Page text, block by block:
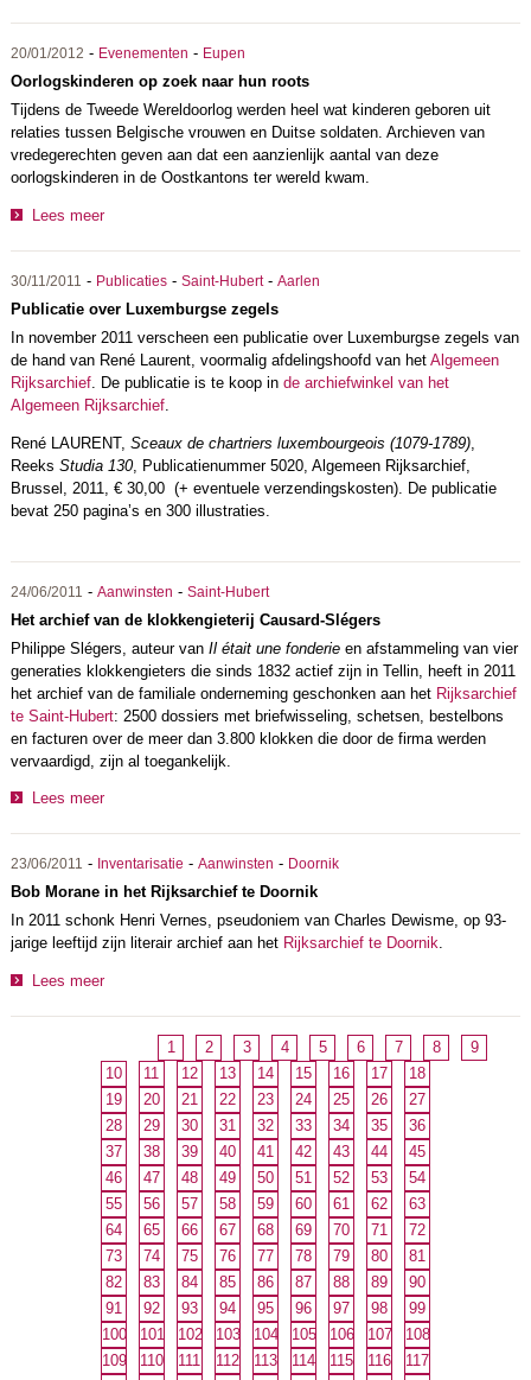
20/01/2012 - Evenementen - Eupen
Oorlogskinderen op zoek naar hun roots
Tijdens de Tweede Wereldoorlog werden heel wat kinderen geboren uit
relaties tussen Belgische vrouwen en Duitse soldaten. Archieven van
vredegerechten geven aan dat een aanzienlijk aantal van deze
oorlogskinderen in de Oostkantons ter wereld kwam.
Lees meer
30/11/2011 - Publicaties- Saint-Hubert- Aarlen
Publicatie over Luxemburgse zegels
In november 2011 verscheen een publicatie over Luxemburgse zegels van
de hand van René Laurent, voormalig afdelingshoofd van het Algemeen
Rijksarchief. De publicatie is te koop in de archiefwinkel van het
Algemeen Rijksarchief.
René LAURENT, Sceaux de chartriers luxembourgeois (1079-1789),
Reeks Studia 130, Publicatienummer 5020, Algemeen Rijksarchief,
Brussel, 2011, € 30,00 (+ eventuele verzendingskosten). De publicatie
bevat 250 pagina’s en 300 illustraties.
24/06/2011 - Aanwinsten - Saint-Hubert
Het archief van de klokkengieterij Causard-Slégers
Philippe Slégers, auteur van Il était une fonderieen afstammeling van vier
generaties klokkengieters die sinds 1832 actief zijn in Tellin, heeft in 2011
het archief van de familiale onderneming geschonken aan het Rijksarchief
te Saint-Hubert: 2500 dossiers met briefwisseling, schetsen, bestelbons
en facturen over de meer dan 3.800 klokken die door de firma werden
vervaardigd, zijn al toegankelijk.
Lees meer
23/06/2011 - Inventarisatie - Aanwinsten - Doornik
Bob Morane in het Rijksarchief te Doornik
In 2011 schonk Henri Vernes, pseudoniem van Charles Dewisme, op 93-
jarige leeftijd zijn literair archief aan het Rijksarchief te Doornik.
Lees meer
1 2 3 4 5 6 7 8
9
10
11 12 13 14 15 16 17
18
19
20 21 22 23 24 25 26
27
28
29 30 31 32 33 34 35
36
37
38 39 40 41 42 43 44
45
46
47 48 49 50 51 52 53
54
55
56 57 58 59 60 61 62
63
64
65 66 67 68 69 70 71
72
73
74 75 76 77 78 79 80
81
82
83 84 85 86 87 88 89
90
91
92 93 94 95 96 97 98
99
100
101 102 103 104 105 106 107
108
109
110 111 112 113 114 115 116
117